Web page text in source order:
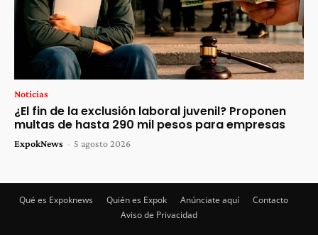
Noticias
¿El fin de la exclusión laboral juvenil? Proponen
multas de hasta 290 mil pesos para empresas
ExpokNews - 5 agosto 2026
Qué es Expoknews Quién es Expok Anúnciate aquí
Contacto
Aviso de Privacidad